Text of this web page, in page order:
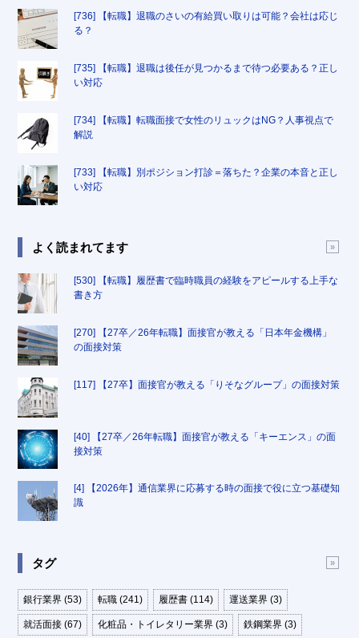
[736] 【転職】退職のさいの有給買い取りは可能？会社は応じ
る？
[735] 【転職】退職は後任が見つかるまで待つ必要ある？正し
い対応
[734] 【転職】転職面接で女性のリュックはNG？人事視点で
解説
[733] 【転職】別ポジション打診＝落ちた？企業の本音と正し
い対応
よく読まれてます
[530] 【転職】履歴書で臨時職員の経験をアピールする上手な
書き方
[270] 【27卒／26年転職】面接官が教える「日本年金機構」
の面接対策
[117] 【27卒】面接官が教える「りそなグループ」の面接対策
[40] 【27卒／26年転職】面接官が教える「キーエンス」の面
接対策
[4] 【2026年】通信業界に応募する時の面接で役に立つ基礎知
識
タグ
銀行業界 (53) 転職 (241) 履歴書 (114) 運送業界 (3)
就活面接 (67) 化粧品・トイレタリー業界 (3) 鉄鋼業界 (3)